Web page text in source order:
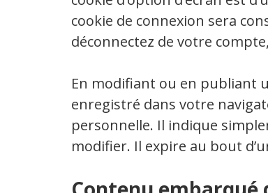
cookie de connexion sera
déconnectez de votre
En modifiant ou en publiant
enregistré dans votre
personnelle. Il indique
modifier. Il expire au bout